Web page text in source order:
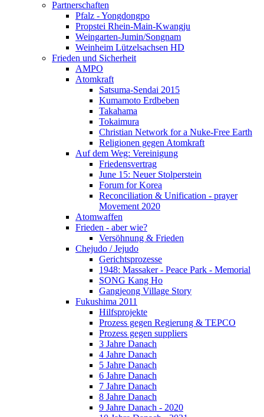
Partnerschaften
Pfalz - Yongdongpo
Propstei Rhein-Main-Kwangju
Weingarten-Jumin/Songnam
Weinheim Lützelsachsen HD
Frieden und Sicherheit
AMPO
Atomkraft
Satsuma-Sendai 2015
Kumamoto Erdbeben
Takahama
Tokaimura
Christian Network for a Nuke-Free Earth
Religionen gegen Atomkraft
Auf dem Weg: Vereinigung
Friedensvertrag
June 15: Neuer Stolperstein
Forum for Korea
Reconciliation & Unification - prayer
Movement 2020
Atomwaffen
Frieden - aber wie?
Versöhnung & Frieden
Chejudo / Jejudo
Gerichtsprozesse
1948: Massaker - Peace Park - Memorial
SONG Kang Ho
Gangjeong Village Story
Fukushima 2011
Hilfsprojekte
Prozess gegen Regierung & TEPCO
Prozess gegen suppliers
3 Jahre Danach
4 Jahre Danach
5 Jahre Danach
6 Jahre Danach
7 Jahre Danach
8 Jahre Danach
9 Jahre Danach - 2020